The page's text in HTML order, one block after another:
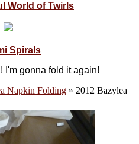
World of Twirls
Spirals
I'm gonna fold it again!
Napkin Folding » 2012 Bazylea